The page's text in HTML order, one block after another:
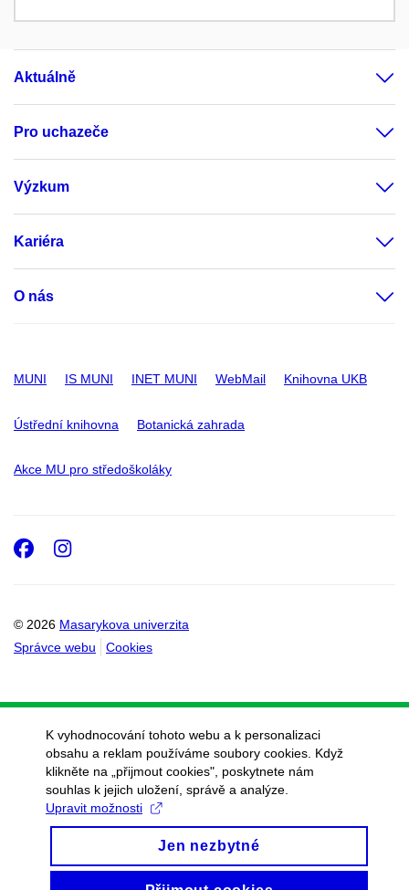
Aktuálně
Pro uchazeče
Výzkum
Kariéra
O nás
MUNI IS MUNI INET MUNI WebMail Knihovna UKB
Ústřední knihovna Botanická zahrada
Akce MU pro středoškoláky
© 2026 Masarykova univerzita
Správce webu
Cookies
Facebook
Instagram
K vyhodnocování tohoto webu a k personalizaci
obsahu a reklam používáme soubory cookies. Když
klikněte na „přijmout cookies", poskytnete nám
souhlas k jejich uložení, správě a analýze.
Upravit možnosti
Jen nezbytné